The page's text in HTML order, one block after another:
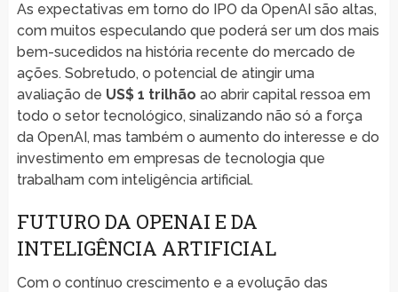
As expectativas em torno do IPO da OpenAI são altas,
com muitos especulando que poderá ser um dos mais
bem-sucedidos na história recente do mercado de
ações. Sobretudo, o potencial de atingir uma
avaliação de US$ 1 trilhão ao abrir capital ressoa em
todo o setor tecnológico, sinalizando não só a força
da OpenAI, mas também o aumento do interesse e do
investimento em empresas de tecnologia que
trabalham com inteligência artificial.
FUTURO DA OPENAI E DA
INTELIGÊNCIA ARTIFICIAL
Com o contínuo crescimento e a evolução das